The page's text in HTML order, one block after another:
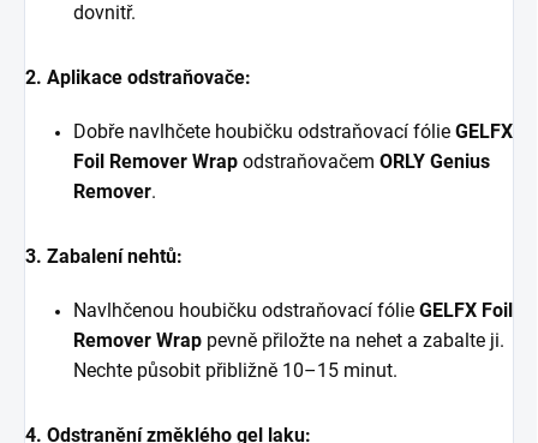
dovnitř.
2. Aplikace odstraňovače:
Dobře navlhčete houbičku odstraňovací fólie GELFX
Foil Remover Wrap odstraňovačem ORLY Genius
Remover.
3. Zabalení nehtů:
Navlhčenou houbičku odstraňovací fólie GELFX Foil
Remover Wrap pevně přiložte na nehet a zabalte ji.
Nechte působit přibližně 10–15 minut.
4. Odstranění změklého gel laku: